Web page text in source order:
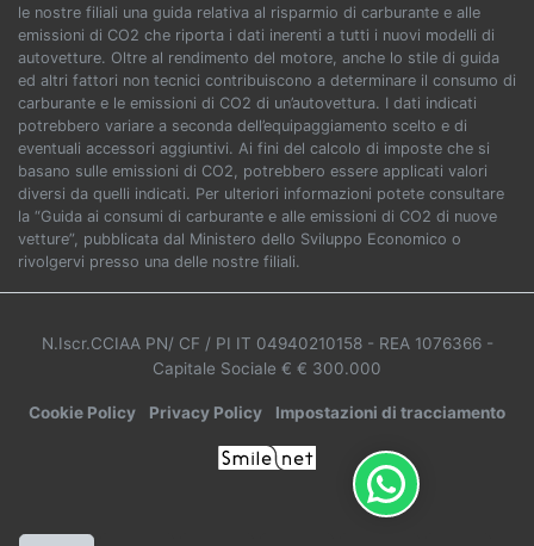
le nostre filiali una guida relativa al risparmio di carburante e alle
emissioni di CO2 che riporta i dati inerenti a tutti i nuovi modelli di
autovetture. Oltre al rendimento del motore, anche lo stile di guida
ed altri fattori non tecnici contribuiscono a determinare il consumo di
carburante e le emissioni di CO2 di un’autovettura. I dati indicati
potrebbero variare a seconda dell’equipaggiamento scelto e di
eventuali accessori aggiuntivi. Ai fini del calcolo di imposte che si
basano sulle emissioni di CO2, potrebbero essere applicati valori
diversi da quelli indicati. Per ulteriori informazioni potete consultare
la “Guida ai consumi di carburante e alle emissioni di CO2 di nuove
vetture”, pubblicata dal Ministero dello Sviluppo Economico o
rivolgervi presso una delle nostre filiali.
N.Iscr.CCIAA PN/ CF / PI IT 04940210158 - REA 1076366 -
Capitale Sociale € € 300.000
Cookie Policy Privacy Policy Impostazioni di tracciamento